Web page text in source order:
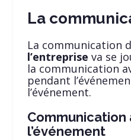
La
La communication
l’entreprise va se
la communication
pendant
l’événement.
Communication
l’événement